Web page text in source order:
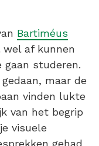
Bartiméus
af kunnen
gaan studeren.
maar de
vinden lukte
van het begrip
visuele
gehad